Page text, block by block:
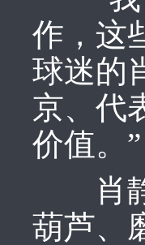
作，这
球迷的
京、代
价值。”
肖静
葫芦、